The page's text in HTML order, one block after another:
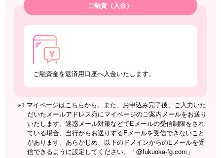
ご融資（入金）
ご融資金を返済用口座へ入金いたします。
※1 マイページはこちらから。また、お申込み完了後、ご入力いた
だいたメールアドレス宛にマイページのご案内メールをお送り
いたします。迷惑メール対策などでEメールの受信制限をされ
ている場合、当行からお送りするEメールを受信できないこと
があります。あらかじめ、以下のドメインからのEメールを受
信できるように設定してください。「@fukuoka-fg.com」